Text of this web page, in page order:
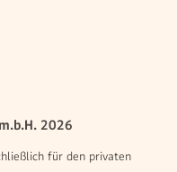
2026
für den privaten